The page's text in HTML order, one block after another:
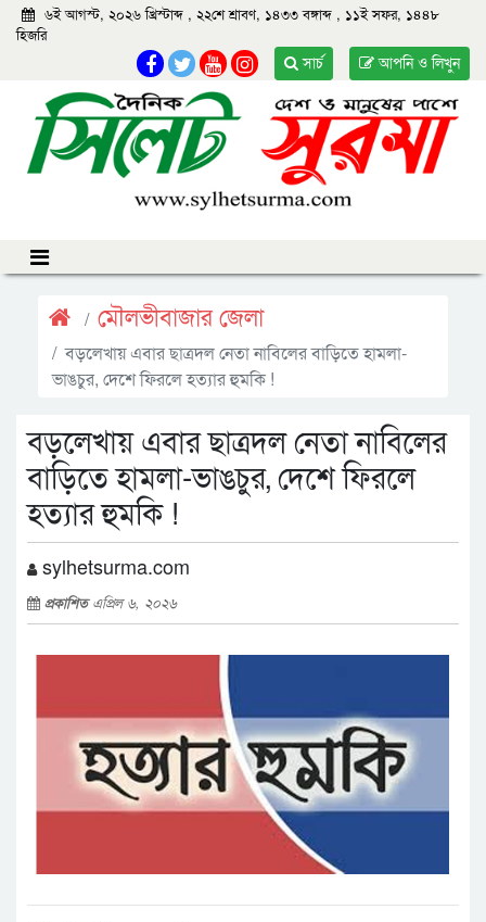
৬ই আগস্ট, ২০২৬ খ্রিস্টাব্দ , ২২শে শ্রাবণ, ১৪৩৩ বঙ্গাব্দ , ১১ই সফর, ১৪৪৮
হিজরি
আপনি ও লিখুন
সার্চ
মৌলভীবাজার জেলা
বড়লেখায় এবার ছাত্রদল নেতা নাবিলের বাড়িতে হামলা-
ভাঙচুর, দেশে ফিরলে হত্যার হুমকি !
বড়লেখায় এবার ছাত্রদল নেতা নাবিলের
বাড়িতে হামলা-ভাঙচুর, দেশে ফিরলে
হত্যার হুমকি !
sylhetsurma.com
প্রকাশিতএপ্রিল ৬, ২০২৬